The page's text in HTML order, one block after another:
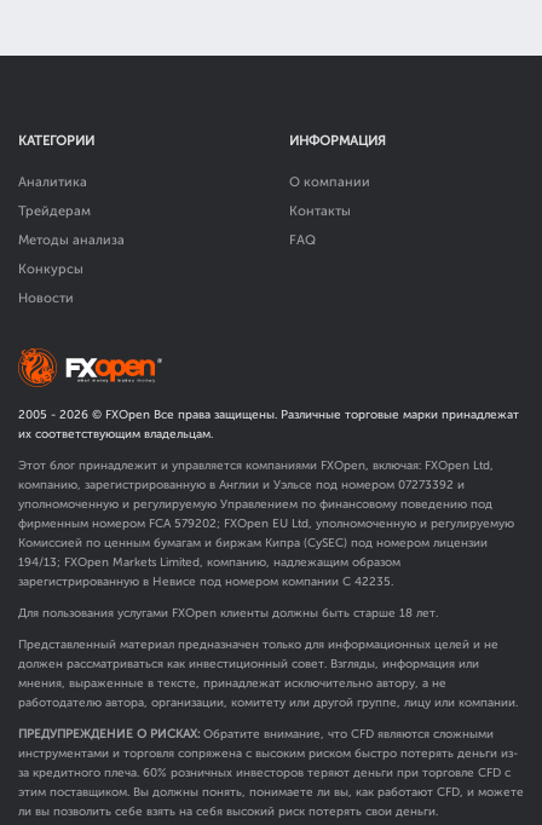
КАТЕГОРИИ
Аналитика
Трейдерам
Методы анализа
Конкурсы
Новости
ИНФОРМАЦИЯ
О компании
Контакты
FAQ
2005 - 2026 © FXOpen Все права защищены. Различные торговые марки принадлежат
их соответствующим владельцам.
Этот блог принадлежит и управляется компаниями FXOpen, включая: FXOpen Ltd,
компанию, зарегистрированную в Англии и Уэльсе под номером 07273392 и
уполномоченную и регулируемую Управлением по финансовому поведению под
фирменным номером FCA 579202; FXOpen EU Ltd, уполномоченную и регулируемую
Комиссией по ценным бумагам и биржам Кипра (CySEC) под номером лицензии
194/13; FXOpen Markets Limited, компанию, надлежащим образом
зарегистрированную в Невисе под номером компании C 42235.
Для пользования услугами FXOpen клиенты должны быть старше 18 лет.
Представленный материал предназначен только для информационных целей и не
должен рассматриваться как инвестиционный совет. Взгляды, информация или
мнения, выраженные в тексте, принадлежат исключительно автору, а не
работодателю автора, организации, комитету или другой группе, лицу или компании.
ПРЕДУПРЕЖДЕНИЕ О РИСКАХ: Обратите внимание, что CFD являются сложными
инструментами и торговля сопряжена с высоким риском быстро потерять деньги из-
за кредитного плеча. 60% розничных инвесторов теряют деньги при торговле CFD с
этим поставщиком. Вы должны понять, понимаете ли вы, как работают CFD, и можете
ли вы позволить себе взять на себя высокий риск потерять свои деньги.